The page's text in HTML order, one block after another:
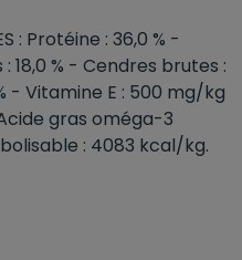
: Protéine : 36,0 % -
18,0 % - Cendres brutes :
- Vitamine E : 500 mg/kg
gras oméga-3
: 4083 kcal/kg.